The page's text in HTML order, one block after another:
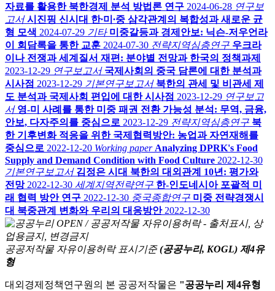
자료를 활용한 북한경제 분석 방법론 연구 2024-06-28 연구보
고서 시진핑 신시대 한∙미∙중 삼각관계의 복합성과 새로운 균
형 모색 2024-07-29 기타 미중갈등과 경제안보: 닉슨-저우언라
이 회담록을 통한 교훈 2024-07-30 전략지역심층연구 우크라
이나 전쟁과 세계질서 재편: 분야별 전망과 한국의 정책과제
2023-12-29 연구보고서 국제사회의 중국 담론에 대한 분석과
시사점 2023-12-29 기본연구보고서 북한의 관세 및 비관세 제
도 분석과 국제사회 편입에 대한 시사점 2023-12-29 연구보고
서 영-미 사례를 통한 미중 패권 전환 가능성 분석: 무역, 금융,
안보, 다자주의를 중심으로 2023-12-29 전략지역심층연구 북
한 기후변화 적응을 위한 국제협력방안: 농업과 자연재해를
중심으로 2022-12-20 Working paper Analyzing DPRK's Food
Supply and Demand Condition with Food Culture 2022-12-30
기본연구보고서 김정은 시대 북한의 대외관계 10년: 평가와
전망 2022-12-30 세계지역전략연구 한-인도네시아 포괄적 미
래 협력 방안 연구 2022-12-30 중국종합연구 미중 전략경쟁시
대 북중관계 변화와 우리의 대응방안 2022-12-30
공공저작물 자유이용허락 표시기준 (공공누리, KOGL) 제4유
형
대외경제정책연구원의 본 공공저작물은 "공공누리 제4유형